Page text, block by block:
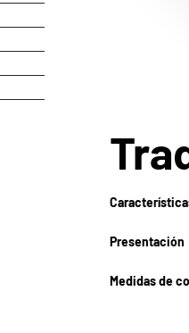
Presentación
Medidas de